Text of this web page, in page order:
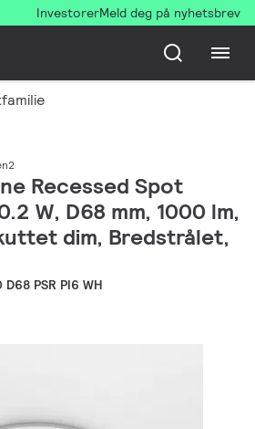
InvestorerMeld deg på nyhetsbrev
Recessed Spot
W, D68 mm, 1000 lm,
dim, Bredstrålet,
PSR PI6 WH